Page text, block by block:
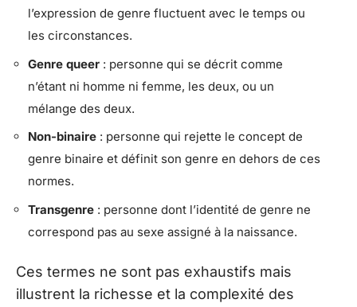
l’expression de genre fluctuent avec le temps ou
les circonstances.
Genre queer : personne qui se décrit comme
n’étant ni homme ni femme, les deux, ou un
mélange des deux.
Non-binaire : personne qui rejette le concept de
genre binaire et définit son genre en dehors de ces
normes.
Transgenre : personne dont l’identité de genre ne
correspond pas au sexe assigné à la naissance.
Ces termes ne sont pas exhaustifs mais
illustrent la richesse et la complexité des